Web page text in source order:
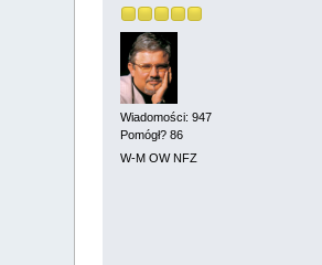
Wiadomości: 947
Pomógł? 86
W-M OW NFZ